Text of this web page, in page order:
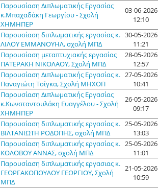
Παρουσίαση Διπλωματικής Εργασίας
κ.Μπαχαδάκη Γεωργίου - Σχολή
ΧΗΜΗΠΕΡ
03-06-2026
12:10
Παρουσίαση διπλωματικής εργασίας κ.
ΛΙΛΟΥ ΕΜΜΑΝΟΥΗΛ, σχολή ΜΠΔ
30-05-2026
11:21
Παρουσίαση μεταπτυχιακής εργασίας
ΠΑΤΕΡΑΚΗ ΝΙΚΟΛΑΟΥ, Σχολή ΜΠΔ
28-05-2026
12:57
Παρουσίαση Διπλωματικής Εργασίας κ.
Παναγιώτη Τσίγκα, Σχολή ΜΗΧΟΠ
27-05-2026
10:41
Παρουσίαση Διπλωματικής Εργασίας
κ.Κωνσταντουλάκη Ευαγγέλου - Σχολή
ΧΗΜΗΠΕΡ
26-05-2026
09:17
Παρουσίαση διπλωματικής εργασίας κ.
ΒΙΛΤΑΝΙΩΤΗ ΡΟΔΟΠΗΣ, σχολή ΜΠΔ
25-05-2026
13:03
Παρουσίαση διπλωματικής εργασίας κ.
ΚΟΛΟΒΟΥ ΑΝΝΑΣ, σχολή ΜΠΔ
25-05-2026
11:01
Παρουσίαση διπλωματικής εργασιας κ.
ΓΕΩΡΓΑΚΟΠΟΥΛΟΥ ΓΕΩΡΓΙΟΥ, Σχολή
ΜΠΔ
21-05-2026
10:59